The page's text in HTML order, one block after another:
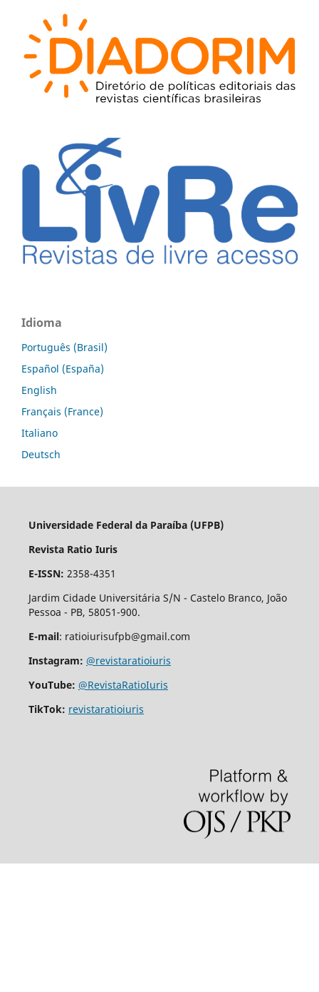
Idioma
Português (Brasil)
Español (España)
English
Français (France)
Italiano
Deutsch
Universidade Federal da Paraíba (UFPB)
Revista Ratio Iuris
E-ISSN: 2358-4351
Jardim Cidade Universitária S/N - Castelo Branco, João
Pessoa - PB, 58051-900.
E-mail: ratioiurisufpb@gmail.com
Instagram: @revistaratioiuris
YouTube: @RevistaRatioIuris
TikTok: revistaratioiuris